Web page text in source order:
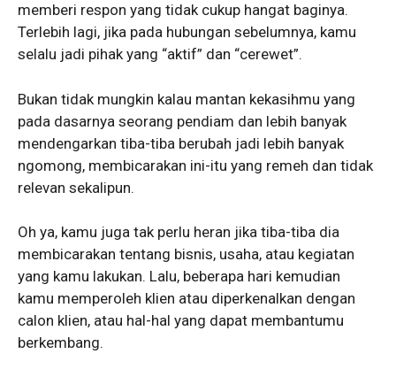
memberi respon yang tidak cukup hangat baginya.
Terlebih lagi, jika pada hubungan sebelumnya, kamu
selalu jadi pihak yang “aktif” dan “cerewet”.
Bukan tidak mungkin kalau mantan kekasihmu yang
pada dasarnya seorang pendiam dan lebih banyak
mendengarkan tiba-tiba berubah jadi lebih banyak
ngomong, membicarakan ini-itu yang remeh dan tidak
relevan sekalipun.
Oh ya, kamu juga tak perlu heran jika tiba-tiba dia
membicarakan tentang bisnis, usaha, atau kegiatan
yang kamu lakukan. Lalu, beberapa hari kemudian
kamu memperoleh klien atau diperkenalkan dengan
calon klien, atau hal-hal yang dapat membantumu
berkembang.